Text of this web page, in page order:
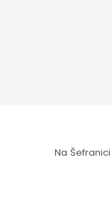
Na Šefranici